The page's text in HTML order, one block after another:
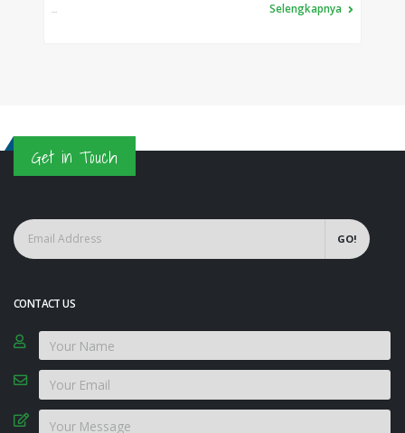
... Selengkapnya
Get in Touch
GO!
CONTACT US